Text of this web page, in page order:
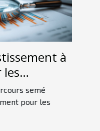
à
semé
pour les